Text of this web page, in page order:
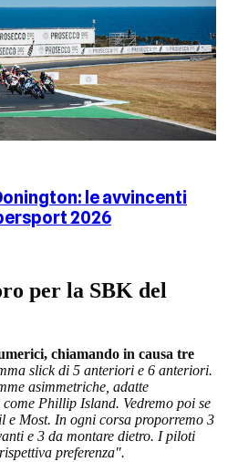
le avvincenti
2026
per la SBK del
chiamando in causa tre
slick di 5 anteriori e 6 anteriori.
asimmetriche, adatte
Phillip Island. Vedremo poi se
e Most. In ogni corsa proporremo 3
e 3 da montare dietro. I piloti
preferenza".